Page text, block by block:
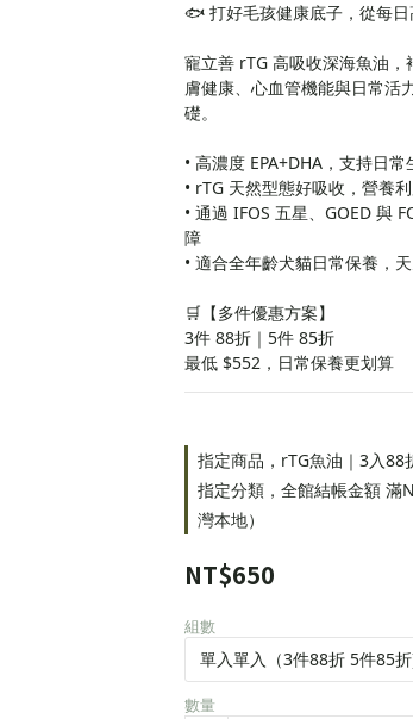
🐟 打好毛孩健康底子，從每日
寵立善 rTG 高吸收深海魚油
膚健康、心血管機能與日常活
礎。
• 高濃度 EPA+DHA，支持日
• rTG 天然型態好吸收，營養
• 通過 IFOS 五星、GOED 與
障
• 適合全年齡犬貓日常保養，
🛒【多件優惠方案】
3件 88折｜5件 85折
最低 $552，日常保養更划算
指定商品，rTG魚油｜3入88
指定分類，全館結帳金額 滿
灣本地）
NT$650
組數
數量